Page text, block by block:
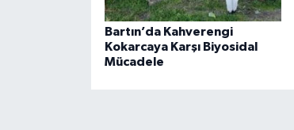
Bartın’da Kahverengi
Kokarcaya Karşı Biyosidal
Mücadele